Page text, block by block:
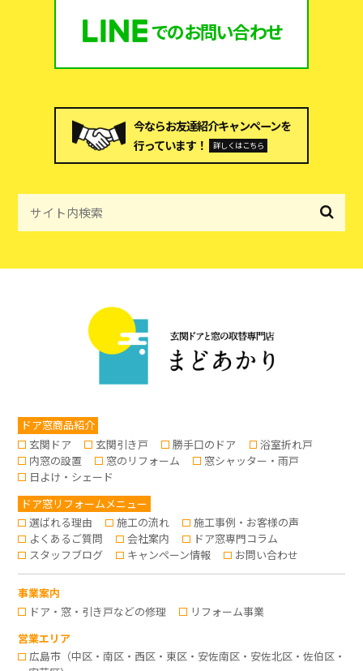
でのお問い合わせ
今ならお友達紹介キャンペーンを
行っています！
詳しくはこちら
ドア窓商品紹介
玄関ドア
玄関引き戸 勝手口のドア
浴室折れ戸
内窓の設置
窓のリフォーム
窓シャッター・雨戸
日よけ・シェード
ドア窓リフォームメニュー
選ばれる理由
施工の流れ
施工事例・お客様の声
よくあるご質問
会社案内
ドア窓専門コラム
スタッフブログ
キャンペーン情報 お問い合わせ
事業案内
ドア・窓・引き戸などの修理
リフォーム事業
営業エリア
広島市（中区・南区・西区・東区・安佐南区・安佐北区・佐伯区・